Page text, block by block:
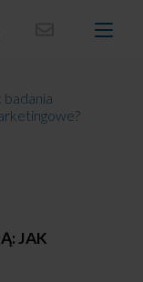
badania
JAK